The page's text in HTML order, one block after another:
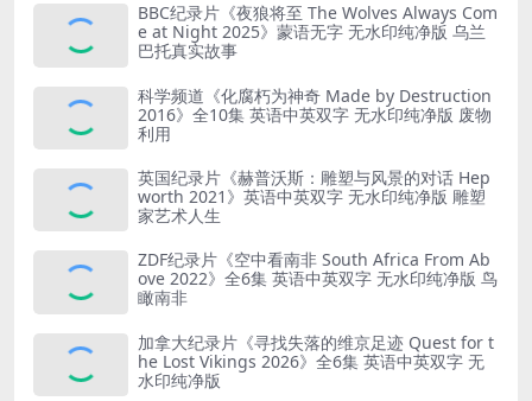
BBC纪录片《夜狼将至 The Wolves Always Com
e at Night 2025》蒙语无字 无水印纯净版 乌兰
巴托真实故事
科学频道《化腐朽为神奇 Made by Destruction
2016》全10集 英语中英双字 无水印纯净版 废物
利用
英国纪录片《赫普沃斯：雕塑与风景的对话 Hep
worth 2021》英语中英双字 无水印纯净版 雕塑
家艺术人生
ZDF纪录片《空中看南非 South Africa From Ab
ove 2022》全6集 英语中英双字 无水印纯净版 鸟
瞰南非
加拿大纪录片《寻找失落的维京足迹 Quest for t
he Lost Vikings 2026》全6集 英语中英双字 无
水印纯净版